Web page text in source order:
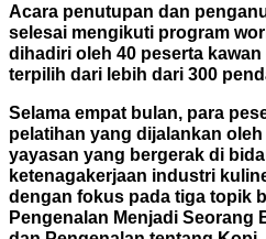
Acara penutupan dan
selesai mengikuti program
dihadiri oleh 40 peserta
terpilih dari lebih dari 300
Selama empat bulan, para
pelatihan yang dijalankan
yayasan yang bergerak di
ketenagakerjaan industri
dengan fokus pada tiga topik
Pengenalan Menjadi Seorang